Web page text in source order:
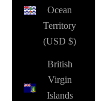
Ocean
Territory
(USD $)
British
Virgin
Islands